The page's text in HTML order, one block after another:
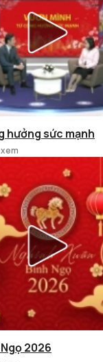
hưởng sức mạnh
2026